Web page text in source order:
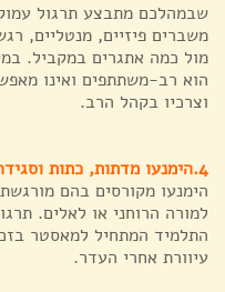
שבמהלכם מתבצע תרגול
משברים פיזיים, מנטליים,
מול כמה אתגרים במקביל.
הוא רב-משתתפים ואינו
וצרכיו בקהל הרב.
4.הימנעו מדתות, כתות וסגידה.
הימנעו מקורסים בהם
למורה הרוחני או לאלים.
התלמיד המתחיל למאסטר
עיוורת אחרי העדר.